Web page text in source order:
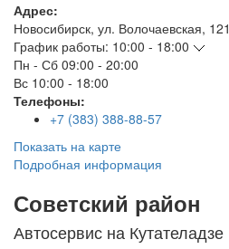
Адрес:
Новосибирск, ул. Волочаевская, 121
График работы: 10:00 - 18:00
Пн - Сб 09:00 - 20:00
Вс 10:00 - 18:00
Телефоны:
+7 (383) 388-88-57
Показать на карте
Подробная информация
Советский район
Автосервис на Кутателадзе